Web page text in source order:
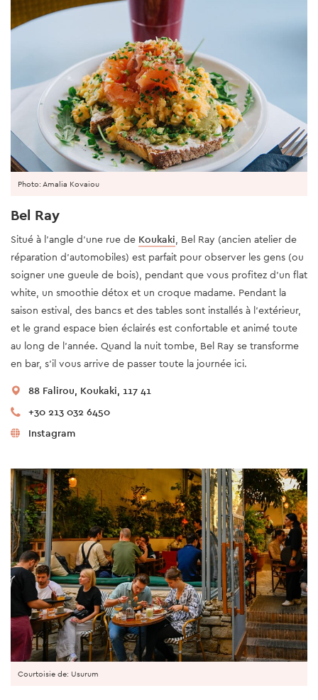
Bel Ray
Situé à l’angle d’une rue de Koukaki, Bel Ray (ancien atelier de
réparation d'automobiles) est parfait pour observer les gens (ou
soigner une gueule de bois), pendant que vous profitez d’un flat
white, un smoothie détox et un croque madame. Pendant la
saison estival, des bancs et des tables sont installés à l'extérieur,
et le grand espace bien éclairés est confortable et animé toute
au long de l'année. Quand la nuit tombe, Bel Ray se transforme
en bar, s’il vous arrive de passer toute la journée ici.
88 Falirou, Koukaki, 117 41
+30 213 032 6450
Instagram
Photo: Amalia Kovaiou
Courtoisie de: Usurum